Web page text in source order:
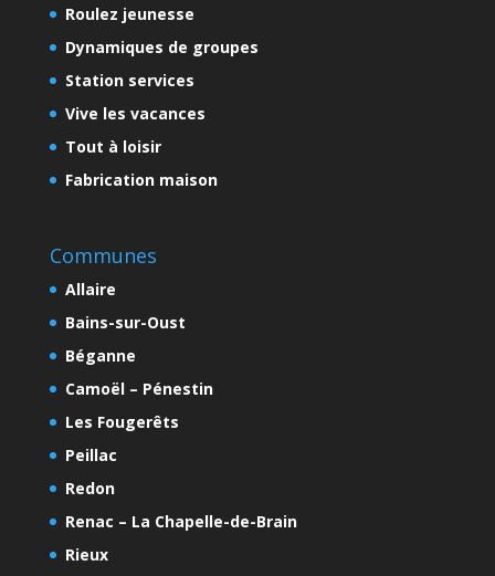
Roulez jeunesse
Dynamiques de groupes
Station services
Vive les vacances
Tout à loisir
Fabrication maison
Communes
Allaire
Bains-sur-Oust
Béganne
Camoël – Pénestin
Les Fougerêts
Peillac
Redon
Renac – La Chapelle-de-Brain
Rieux